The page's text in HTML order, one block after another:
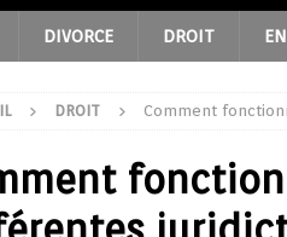
DIVORCE DROIT
DROIT Comment